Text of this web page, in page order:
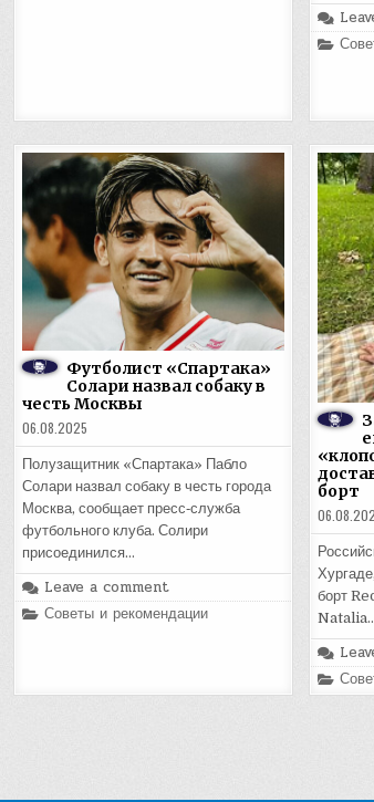
Футболист «Спартака»
Солари назвал собаку в
честь Москвы
06.08.2025
Полузащитник «Спартака» Пабло
Солари назвал собаку в честь города
Москва, сообщает пресс‑служба
футбольного клуба. Солири
присоединился…
Leave a comment
Posted
Советы и рекомендации
борт
борт
in